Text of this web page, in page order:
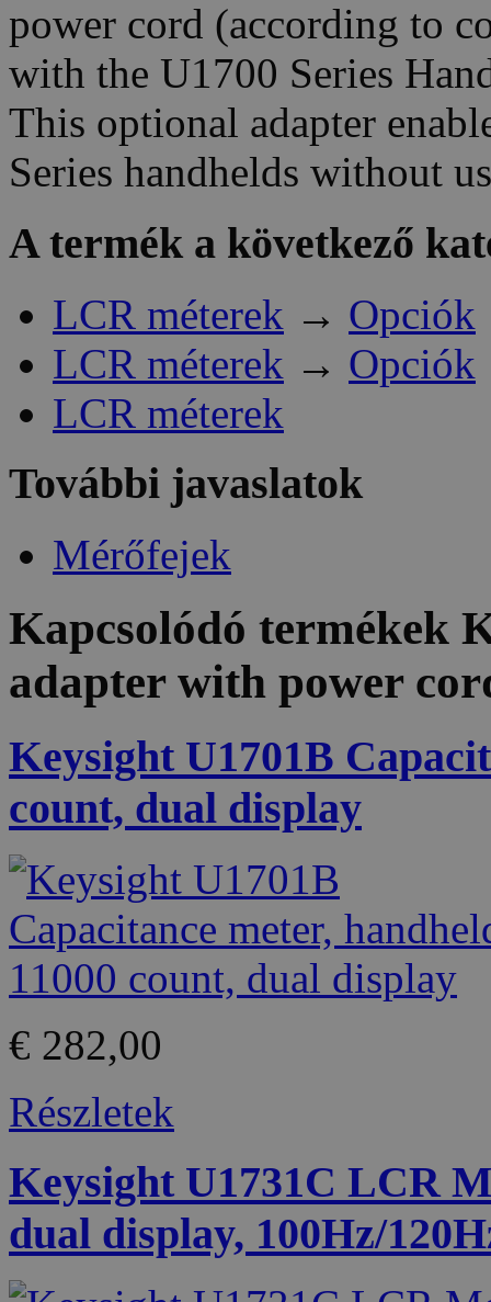
power cord (according to
with the U1700 Series
This optional adapter
Series handhelds without
A termék a következő
LCR méterek → Opciók
LCR méterek → Opciók
LCR méterek
További javaslatok
Mérőfejek
Kapcsolódó termékek
adapter with power
Keysight U1701B
count, dual display
€ 282,00
Részletek
Keysight U1731C LCR
dual display, 100Hz/